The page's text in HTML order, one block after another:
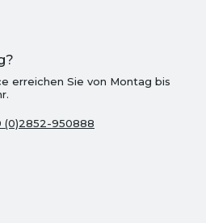
erreichen Sie von Montag bis
(0)2852-950888